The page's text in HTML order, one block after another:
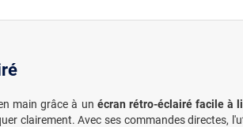
main grâce à un écran rétro-éclairé facile à
clairement. Avec ses commandes directes,